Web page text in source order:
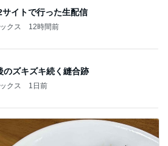
サイトで行った生配信
クス 12時間前
のズキズキ続く縫合跡
クス 1日前